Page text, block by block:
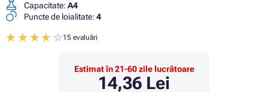
Capacitate: A4
Puncte de loialitate: 4
15 evaluări
Estimat în 21-60 zile lucrătoare
14,36 Lei